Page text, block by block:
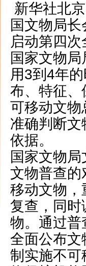
新华社北
国文物局
启动第四次
国家文物
用3到4年
布、特征、
可移动文物
准确判断
依据。
国家文物
文物普查的
移动文物，
复查，同时
物。通过普
全面公布文
制实施不可